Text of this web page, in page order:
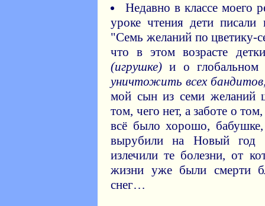
Недавно в классе моего
уроке чтения дети писали
"Семь желаний по цветику-
что в этом возрасте
(игрушке) и о
уничтожить всех
мой сын из семи желаний
том, чего нет, а заботе о
всё было хорошо,
вырубили на Новый год
излечили те болезни, от
жизни уже были смерти
снег…